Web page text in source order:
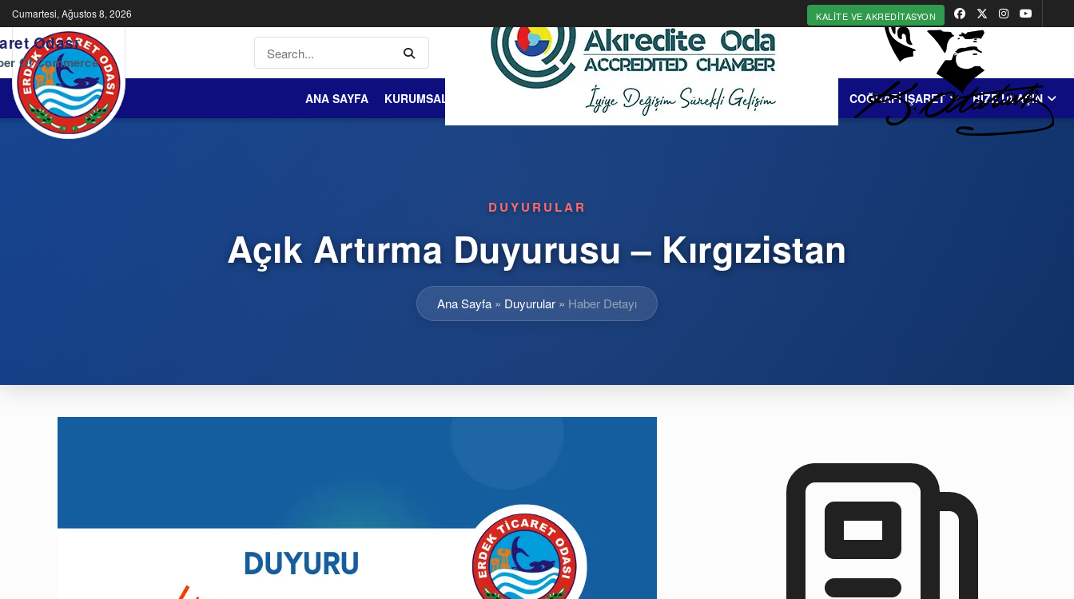
Cumartesi, Ağustos 8, 2026 KALITE VE AKREDITASYON
Odası
Of Commerce
ANA SAYFA KURUMSAL DIŞ TİCARET BİLGİ MERKEZİ COĞRAFİ İŞARET BİZE ULAŞIN
DUYURULAR
Açık Artırma Duyurusu – Kırgızistan
Ana Sayfa » Duyurular » Haber Detayı